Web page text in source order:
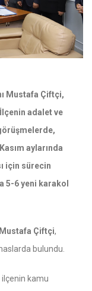
Mustafa Çiftçi,
adalet ve
aylarında
için sürecin
5-6 yeni karakol
Mustafa Çiftçi,
bulundu.
kamu